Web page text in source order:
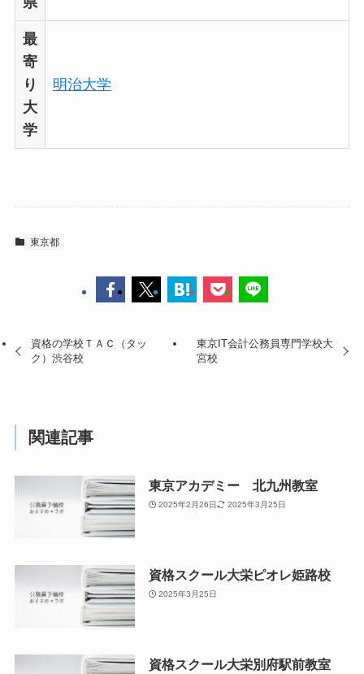
最
寄
り
大
学
明治大学
東京都
資格の学校ＴＡＣ（タッ
ク）渋谷校
東京IT会計公務員専門学校大
宮校
関連記事
東京アカデミー 北九州教室
2025年2月26日 2025年3月25日
資格スクール大栄ピオレ姫路校
2025年3月25日
資格スクール大栄別府駅前教室